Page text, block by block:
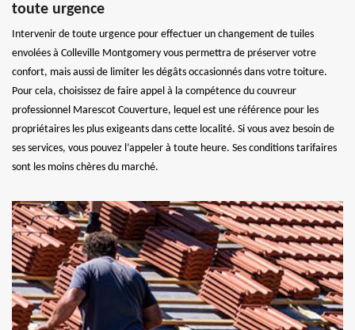
toute urgence
Intervenir de toute urgence pour effectuer un changement de tuiles
envolées à Colleville Montgomery vous permettra de préserver votre
confort, mais aussi de limiter les dégâts occasionnés dans votre toiture.
Pour cela, choisissez de faire appel à la compétence du couvreur
professionnel Marescot Couverture, lequel est une référence pour les
propriétaires les plus exigeants dans cette localité. Si vous avez besoin de
ses services, vous pouvez l’appeler à toute heure. Ses conditions tarifaires
sont les moins chères du marché.